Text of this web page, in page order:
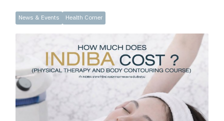
News & Events Health Corner